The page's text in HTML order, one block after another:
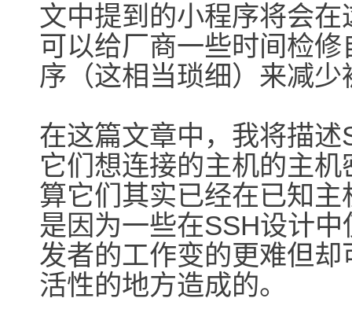
文中提到的小程序将会
可以给厂商一些时间检修
序（这相当琐细）来减
在这篇文章中，我将描
它们想连接的主机的主机
算它们其实已经在已知
是因为一些在SSH设计中
发者的工作变的更难但
活性的地方造成的。